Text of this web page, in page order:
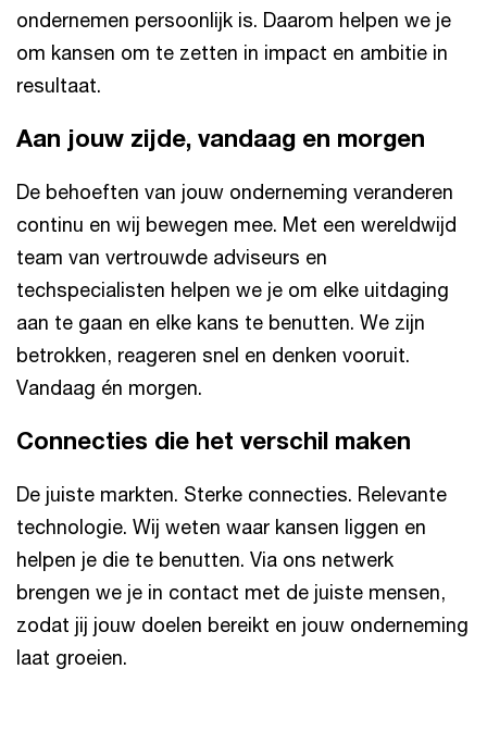
ondernemen persoonlijk is. Daarom helpen we je
om kansen om te zetten in impact en ambitie in
resultaat.
Aan jouw zijde, vandaag en morgen
De behoeften van jouw onderneming veranderen
continu en wij bewegen mee. Met een wereldwijd
team van vertrouwde adviseurs en
techspecialisten helpen we je om elke uitdaging
aan te gaan en elke kans te benutten. We zijn
betrokken, reageren snel en denken vooruit.
Vandaag én morgen.
Connecties die het verschil maken
De juiste markten. Sterke connecties. Relevante
technologie. Wij weten waar kansen liggen en
helpen je die te benutten. Via ons netwerk
brengen we je in contact met de juiste mensen,
zodat jij jouw doelen bereikt en jouw onderneming
laat groeien.